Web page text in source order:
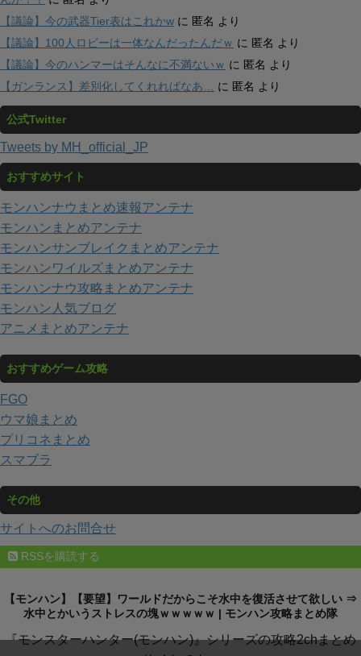
【議論】今の武器Tier表はこれかw に 匿名 より
【議論】100人ロビーは一体なんだったんだｗ に 匿名 より
【議論】今のハンマーはそんなに不満ないｗ に 匿名 より
【ガンランス】差別化してくれればなあ…
に 匿名 より
公式Twitter
Tweets by MH_official_JP
おすすめサイト
モンハンナウまとめ速報アンテナ
モンハンまとめアンテナ
モンハンサンブレイクまとめアンテナ
モンハンワイルズまとめアンテナ
モンハンナウ攻略まとめアンテナ
モンハン人気ブログ
アニメまとめアンテナ
おすすめゲーム攻略
FGO
ウマ娘まとめ
プリコネまとめ
スマブラ
その他
サイトへのお問合せ
RSSを購読する
【モンハン】【要望】ワールドだからこそ水中を復活させて欲しい ⇒
水中とかいうストレスの塊ｗｗｗｗｗ | モンハン攻略まとめ隊
『モンスターハンター(モンハン)』シリーズの攻略2chまとめ